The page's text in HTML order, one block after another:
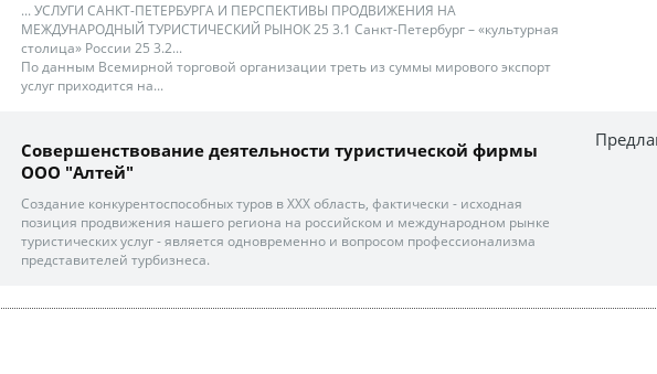
... УСЛУГИ САНКТ-ПЕТЕРБУРГА И ПЕРСПЕКТИВЫ ПРОДВИЖЕНИЯ НА
МЕЖДУНАРОДНЫЙ ТУРИСТИЧЕСКИЙ РЫНОК 25 3.1 Санкт-Петербург – «культурная
столица» России 25 3.2...
По данным Всемирной торговой организации треть из суммы мирового экспорт
услуг приходится на...
Совершенствование деятельности туристической фирмы
ООО "Алтей"
Создание конкурентоспособных туров в XXX область, фактически - исходная
позиция продвижения нашего региона на российском и международном рынке
туристических услуг - является одновременно и вопросом профессионализма
представителей турбизнеса.